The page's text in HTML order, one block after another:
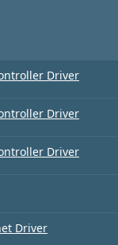
Driver
Driver
Driver
Driver